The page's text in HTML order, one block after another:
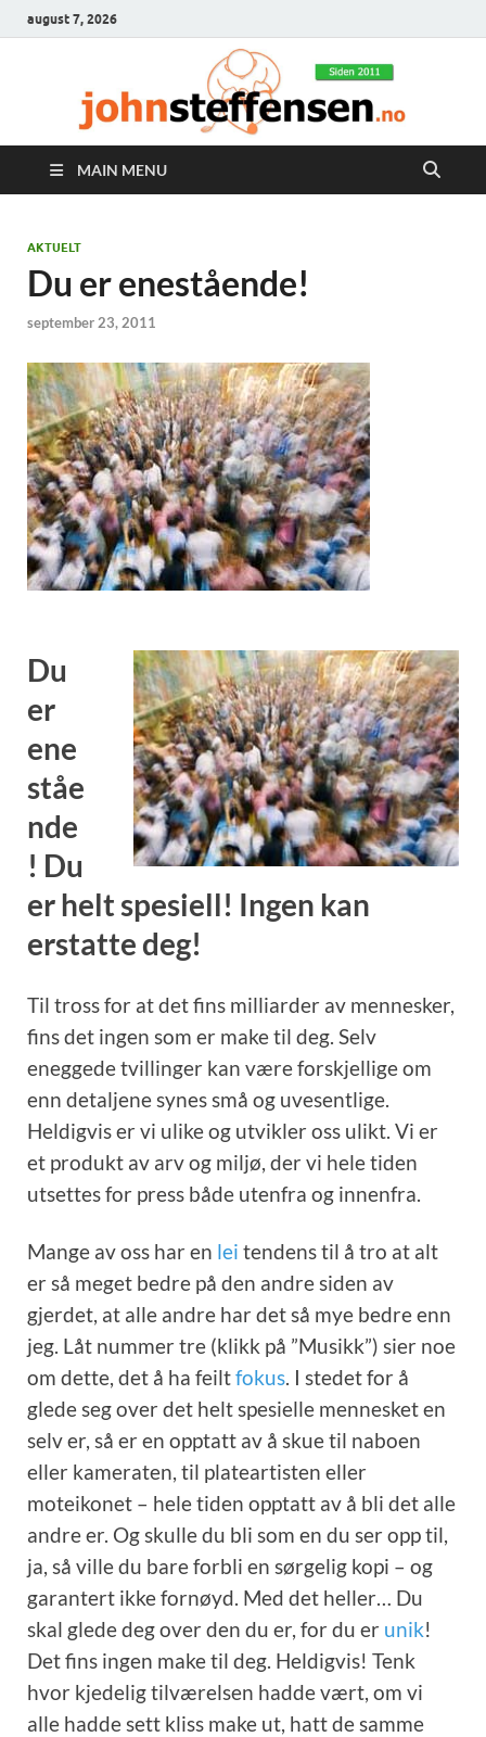
august 7, 2026
MAIN MENU
AKTUELT
Du er enestående!
september 23, 2011
Du
er
ene
ståe
nde
! Du
er helt spesiell! Ingen kan
erstatte deg!
Til tross for at det fins milliarder av mennesker,
fins det ingen som er make til deg. Selv
eneggede tvillinger kan være forskjellige om
enn detaljene synes små og uvesentlige.
Heldigvis er vi ulike og utvikler oss ulikt. Vi er
et produkt av arv og miljø, der vi hele tiden
utsettes for press både utenfra og innenfra.
Mange av oss har en lei tendens til å tro at alt
er så meget bedre på den andre siden av
gjerdet, at alle andre har det så mye bedre enn
jeg. Låt nummer tre (klikk på ”Musikk”) sier noe
om dette, det å ha feiltfokus. I stedet for å
glede seg over det helt spesielle mennesket en
selv er, så er en opptatt av å skue til naboen
eller kameraten, til plateartisten eller
moteikonet – hele tiden opptatt av å bli det alle
andre er. Og skulle du bli som en du ser opp til,
ja, så ville du bare forbli en sørgelig kopi – og
garantert ikke fornøyd. Med det heller… Du
skal glede deg over den du er, for du er unik!
Det fins ingen make til deg. Heldigvis! Tenk
hvor kjedelig tilværelsen hadde vært, om vi
alle hadde sett kliss make ut, hatt de samme